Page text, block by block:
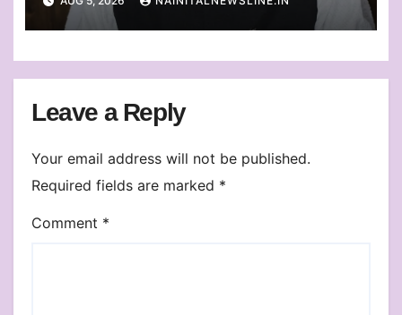
निस्तारण
Leave a Reply
Your email address will not be published.
Required fields are marked *
Comment *